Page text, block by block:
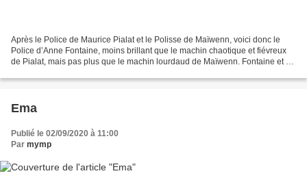
Après le Police de Maurice Pialat et le Polisse de Maïwenn, voici donc le
Police d’Anne Fontaine, moins brillant que le machin chaotique et fiévreux
de Pialat, mais pas plus que le machin lourdaud de Maïwenn. Fontaine et sa
Ema
Publié le 02/09/2020 à 11:00
Par mymp